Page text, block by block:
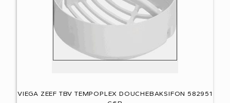
VIEGA ZEEF TBV TEMPOPLEX DOUCHEBAKSIFON 582951